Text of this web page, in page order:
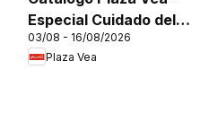
Especial Cuidado del
Cabello
03/08 - 16/08/2026
Plaza Vea